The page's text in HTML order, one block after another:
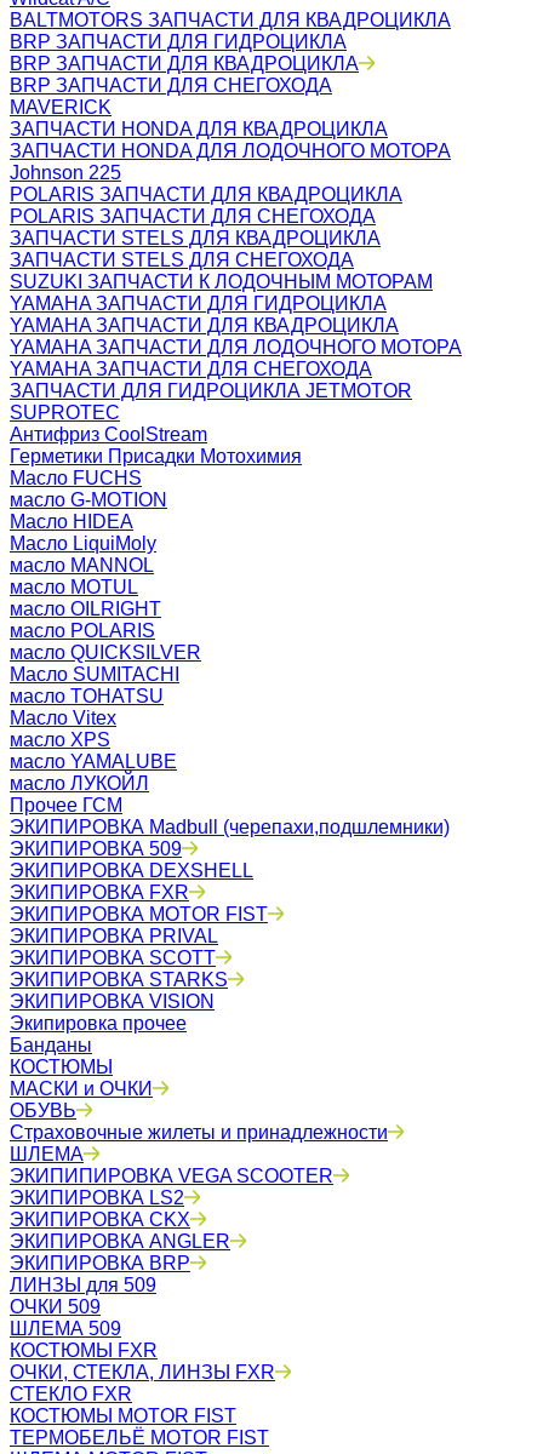
BALTMOTORS ЗАПЧАСТИ ДЛЯ КВАДРОЦИКЛА
BRP ЗАПЧАСТИ ДЛЯ ГИДРОЦИКЛА
BRP ЗАПЧАСТИ ДЛЯ КВАДРОЦИКЛА
BRP ЗАПЧАСТИ ДЛЯ СНЕГОХОДА
MAVERICK
ЗАПЧАСТИ HONDA ДЛЯ КВАДРОЦИКЛА
ЗАПЧАСТИ HONDA ДЛЯ ЛОДОЧНОГО МОТОРА
Johnson 225
POLARIS ЗАПЧАСТИ ДЛЯ КВАДРОЦИКЛА
POLARIS ЗАПЧАСТИ ДЛЯ СНЕГОХОДА
ЗАПЧАСТИ STELS ДЛЯ КВАДРОЦИКЛА
ЗАПЧАСТИ STELS ДЛЯ СНЕГОХОДА
SUZUKI ЗАПЧАСТИ К ЛОДОЧНЫМ МОТОРАМ
YAMAHA ЗАПЧАСТИ ДЛЯ ГИДРОЦИКЛА
YAMAHA ЗАПЧАСТИ ДЛЯ КВАДРОЦИКЛА
YAMAHA ЗАПЧАСТИ ДЛЯ ЛОДОЧНОГО МОТОРА
YAMAHA ЗАПЧАСТИ ДЛЯ СНЕГОХОДА
ЗАПЧАСТИ ДЛЯ ГИДРОЦИКЛА JETMOTOR
SUPROTEC
Антифриз CoolStream
Герметики Присадки Мотохимия
Масло FUCHS
масло G-MOTION
Масло HIDEA
Масло LiquiMoly
масло MANNOL
масло MOTUL
масло OILRIGHT
масло POLARIS
масло QUICKSILVER
Масло SUMITACHI
масло TOHATSU
Масло Vitex
масло XPS
масло YAMALUBE
масло ЛУКОЙЛ
Прочее ГСМ
ЭКИПИРОВКА Madbull (черепахи,подшлемники)
ЭКИПИРОВКА 509
ЭКИПИРОВКА DEXSHELL
ЭКИПИРОВКА FXR
ЭКИПИРОВКА MOTOR FIST
ЭКИПИРОВКА PRIVAL
ЭКИПИРОВКА SCOTT
ЭКИПИРОВКА STARKS
ЭКИПИРОВКА VISION
Экипировка прочее
Банданы
КОСТЮМЫ
МАСКИ и ОЧКИ
ОБУВЬ
Страховочные жилеты и принадлежности
ШЛЕМА
ЭКИПИПИРОВКА VEGA SCOOTER
ЭКИПИРОВКА LS2
ЭКИПИРОВКА CKX
ЭКИПИРОВКА ANGLER
ЭКИПИРОВКА BRP
ЛИНЗЫ для 509
ОЧКИ 509
ШЛЕМА 509
КОСТЮМЫ FXR
ОЧКИ, СТЕКЛА, ЛИНЗЫ FXR
СТЕКЛО FXR
КОСТЮМЫ MOTOR FIST
ТЕРМОБЕЛЬЁ MOTOR FIST